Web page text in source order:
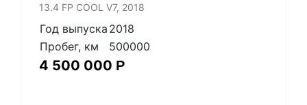
13.4 FP COOL V7, 2018
Год выпуска 2018
Пробег, км
500000
4 500 000 Р